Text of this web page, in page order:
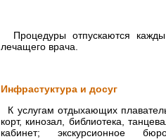
Процедуры отпускаются
лечащего врача.
Инфрастуктура и досуг
К услугам отдыхающих
корт, кинозал, библиотека,
кабинет; экскурсионное